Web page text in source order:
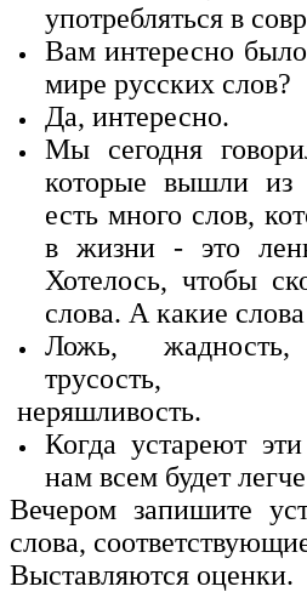
употребляться в
Вам интересно
мире русских слов?
Да, интересно.
Мы сегодня
которые вышли из
есть много слов,
в жизни - это
Хотелось, чтобы
слова. А какие
Ложь,
трусость,
неряшливость.
Когда устареют
нам всем будет
Вечером запишите
слова,
Выставляются оценки.